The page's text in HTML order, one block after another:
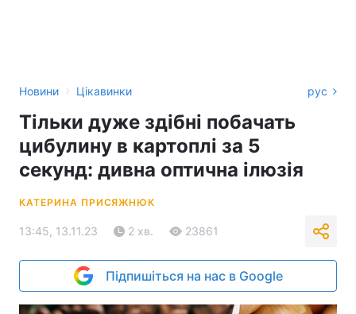
Новини › Цікавинки рус
Тільки дуже здібні побачать
цибулину в картоплі за 5
секунд: дивна оптична ілюзія
КАТЕРИНА ПРИСЯЖНЮК
13:45, 13.11.23 2 хв. 23861
Підпишіться на нас в Google